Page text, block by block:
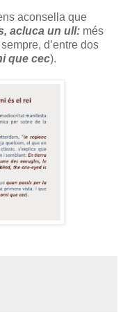
aconsella que
acluca un ull: més
d’entre dos
que cec).